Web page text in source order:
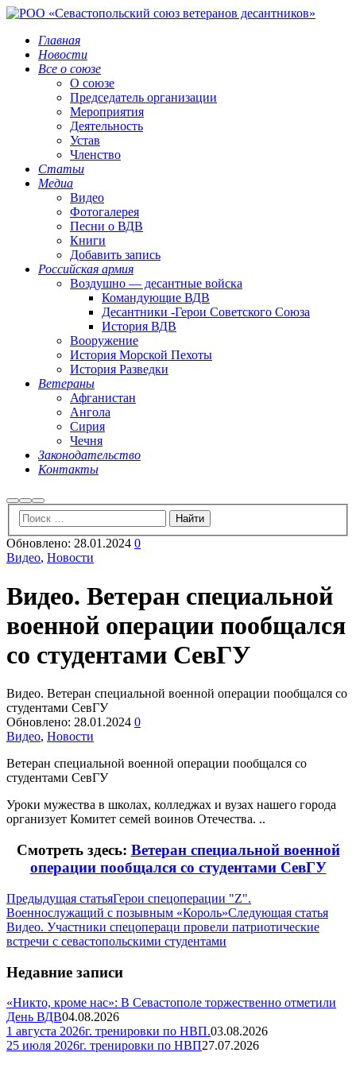
Главная
Новости
Все о союзе
О союзе
Председатель организации
Мероприятия
Деятельность
Устав
Членство
Статьи
Медиа
Видео
Фотогалерея
Песни о ВДВ
Книги
Добавить запись
Российская армия
Воздушно — десантные войска
Командующие ВДВ
Десантники -Герои Советского Союза
История ВДВ
Вооружение
История Морской Пехоты
История Разведки
Ветераны
Афганистан
Ангола
Сирия
Чечня
Законодательство
Контакты
НайтиБольше
информации
Главное
меню
Обновлено: 28.01.2024 0
Видео, Новости
Видео. Ветеран специальной
военной операции пообщался
со студентами СевГУ
Видео. Ветеран специальной военной операции пообщался со
студентами СевГУ
Обновлено: 28.01.2024 0
Видео, Новости
Ветеран специальной военной операции пообщался со
студентами СевГУ
Уроки мужества в школах, колледжах и вузах нашего города
организует Комитет семей воинов Отечества. ..
Смотреть здесь: Ветеран специальной военной
операции пообщался со студентами СевГУ
Предыдущая статьяГерои спецоперации "Z".
Военнослужащий с позывным «Король»Следующая статья
Видео. Участники спецопераци провели патриотические
встречи с севастопольскими студентами
Недавние записи
«Никто, кроме нас»: В Севастополе торжественно отметили
День ВДВ04.08.2026
1 августа 2026г. тренировки по НВП.03.08.2026
25 июля 2026г. тренировки по НВП27.07.2026